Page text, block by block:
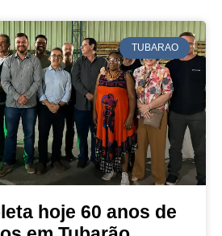
TUBARAO
hoje 60 anos de